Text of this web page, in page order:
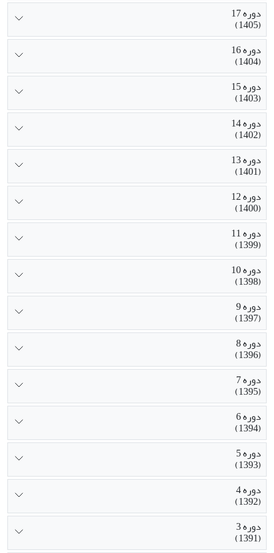
دوره 17
(1405)
دوره 16
(1404)
دوره 15
(1403)
دوره 14
(1402)
دوره 13
(1401)
دوره 12
(1400)
دوره 11
(1399)
دوره 10
(1398)
دوره 9
(1397)
دوره 8
(1396)
دوره 7
(1395)
دوره 6
(1394)
دوره 5
(1393)
دوره 4
(1392)
دوره 3
(1391)